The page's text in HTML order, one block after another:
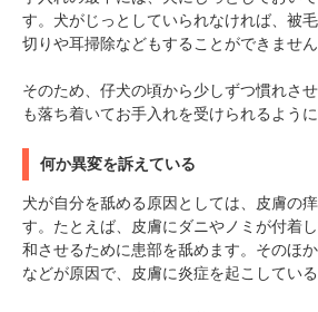
す。犬がじっとしていられなければ、被
切りや耳掃除などもすることができません
そのため、仔犬の頃から少しずつ慣れさ
も落ち着いてお手入れを受けられるように
何か異変を訴えている
犬が自分を舐める原因としては、皮膚の
す。たとえば、皮膚にダニやノミが付着
和させるために患部を舐めます。そのほ
などが原因で、皮膚に炎症を起こしてい
PECOアプリをダウンロード
アプリで開く